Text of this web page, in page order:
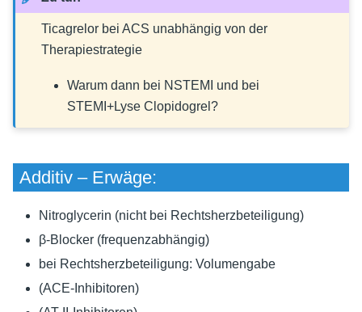
Ticagrelor bei ACS unabhängig von der
Therapiestrategie
Warum dann bei NSTEMI und bei
STEMI+Lyse Clopidogrel?
Additiv – Erwäge:
Nitroglycerin (nicht bei Rechtsherzbeteiligung)
β-Blocker (frequenzabhängig)
bei Rechtsherzbeteiligung: Volumengabe
(ACE-Inhibitoren)